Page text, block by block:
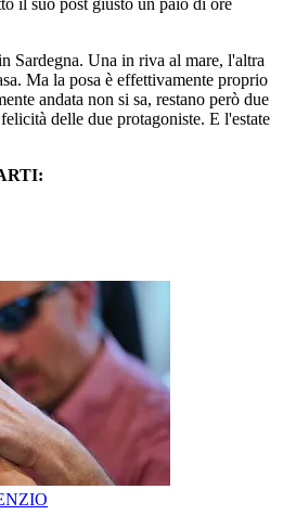
il suo post giusto un paio di ore
Sardegna. Una in riva al mare, l'altra
Ma la posa è effettivamente proprio
andata non si sa, restano però due
delle due protagoniste. E l'estate